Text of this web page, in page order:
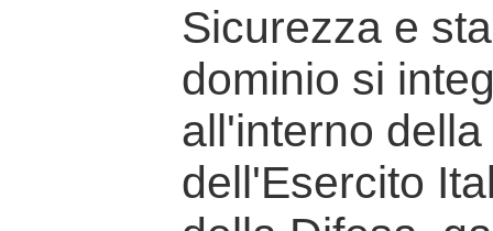
Sicurezza e
dominio si
all'interno
dell'Esercito